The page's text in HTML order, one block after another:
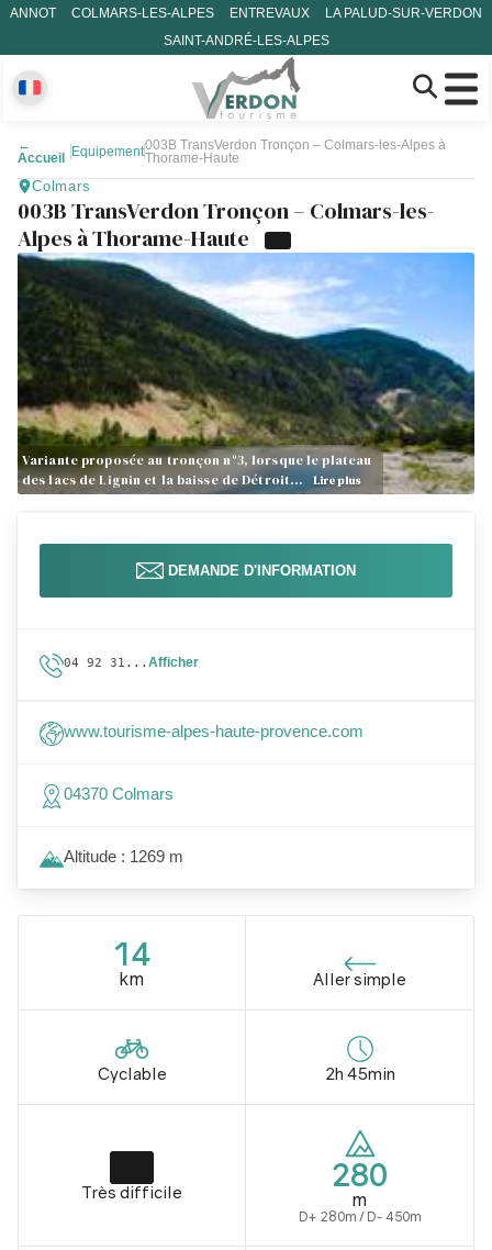
ANNOT COLMARS-LES-ALPES ENTREVAUX
LA PALUD-SUR-VERDON
SAINT-ANDRÉ-LES-ALPES
←
Accueil
Equipement003B TransVerdon Tronçon – Colmars-les-Alpes à
Thorame-Haute
Colmars
003B TransVerdon Tronçon – Colmars-les-
Alpes à Thorame-Haute
Variante proposée au tronçon n°3, lorsque le plateau
des lacs de Lignin et la baisse de Détroit…
Lire plus
14
km Aller simple
Cyclable 2h 45min
Très difficile 280
m
D+ 280m / D- 450m
DEMANDE D'INFORMATION
04 92 31... Afficher
www.tourisme-alpes-haute-provence.com
04370 Colmars
Altitude : 1269 m